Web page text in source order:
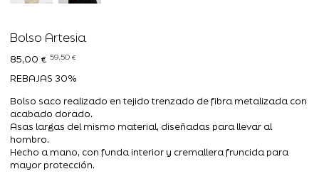
Bolso Artesia
Precio
original
85,00 € Precio
59,50 €
REBAJAS 30%
Bolso saco realizado en tejido trenzado de fibra metalizada con
acabado dorado.
Asas largas del mismo material, diseñadas para llevar al
hombro.
Hecho a mano, con funda interior y cremallera fruncida para
mayor protección.